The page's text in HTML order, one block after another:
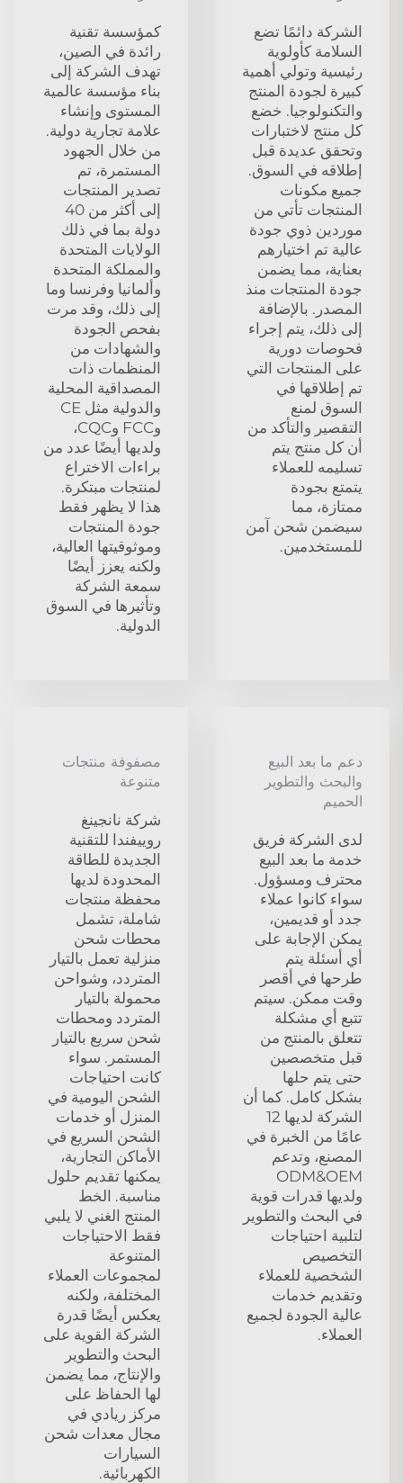
الشركة دائمًا تضع
السلامة كأولوية
رئيسية وتولي أهمية
كبيرة لجودة المنتج
والتكنولوجيا. خضع
كل منتج لاختبارات
وتحقق عديدة قبل
إطلاقه في السوق.
جميع مكونات
المنتجات تأتي من
موردين ذوي جودة
عالية تم اختيارهم
بعناية، مما يضمن
جودة المنتجات منذ
المصدر. بالإضافة
إلى ذلك، يتم إجراء
فحوصات دورية
على المنتجات التي
تم إطلاقها في
السوق لمنع
التقصير والتأكد من
أن كل منتج يتم
تسليمه للعملاء
يتمتع بجودة
ممتازة، مما
سيضمن شحن آمن
للمستخدمين.
كمؤسسة تقنية
رائدة في الصين،
تهدف الشركة إلى
بناء مؤسسة عالمية
المستوى وإنشاء
علامة تجارية دولية.
من خلال الجهود
المستمرة، تم
تصدير المنتجات
إلى أكثر من 40
دولة بما في ذلك
الولايات المتحدة
والمملكة المتحدة
وألمانيا وفرنسا وما
إلى ذلك، وقد مرت
بفحص الجودة
والشهادات من
المنظمات ذات
المصداقية المحلية
والدولية مثل CE
وFCC وCQC،
ولديها أيضًا عدد من
براءات الاختراع
لمنتجات مبتكرة.
هذا لا يظهر فقط
جودة المنتجات
وموثوقيتها العالية،
ولكنه يعزز أيضًا
سمعة الشركة
وتأثيرها في السوق
الدولية.
دعم ما بعد البيع
والبحث والتطوير
الحميم
لدى الشركة فريق
خدمة ما بعد البيع
محترف ومسؤول.
سواء كانوا عملاء
جدد أو قديمين،
يمكن الإجابة على
أي أسئلة يتم
طرحها في أقصر
وقت ممكن. سيتم
تتبع أي مشكلة
تتعلق بالمنتج من
قبل متخصصين
حتى يتم حلها
بشكل كامل. كما أن
الشركة لديها 12
عامًا من الخبرة في
المصنع، وتدعم
ODM&OEM
ولديها قدرات قوية
في البحث والتطوير
لتلبية احتياجات
التخصيص
الشخصية للعملاء
وتقديم خدمات
عالية الجودة لجميع
العملاء.
مصفوفة منتجات
متنوعة
شركة نانجينغ
روييفندا للتقنية
الجديدة للطاقة
المحدودة لديها
محفظة منتجات
شاملة، تشمل
محطات شحن
منزلية تعمل بالتيار
المتردد، وشواحن
محمولة بالتيار
المتردد ومحطات
شحن سريع بالتيار
المستمر. سواء
كانت احتياجات
الشحن اليومية في
المنزل أو خدمات
الشحن السريع في
الأماكن التجارية،
يمكنها تقديم حلول
مناسبة. الخط
المنتج الغني لا يلبي
فقط الاحتياجات
المتنوعة
لمجموعات العملاء
المختلفة، ولكنه
يعكس أيضًا قدرة
الشركة القوية على
البحث والتطوير
والإنتاج، مما يضمن
لها الحفاظ على
مركز ريادي في
مجال معدات شحن
السيارات
الكهربائية.